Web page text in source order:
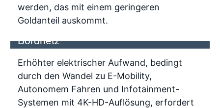
werden, das mit einem geringeren
Goldanteil auskommt.
Bordnetz
Erhöhter elektrischer Aufwand, bedingt
durch den Wandel zu E-Mobility,
Autonomem Fahren und Infotainment-
Systemen mit 4K-HD-Auflösung, erfordert